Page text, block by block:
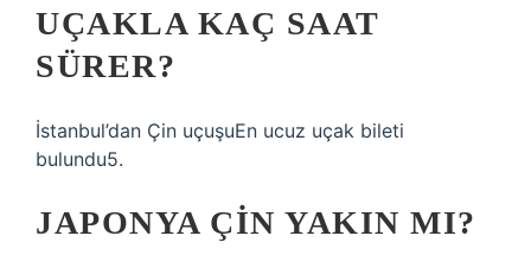
UÇAKLA KAÇ SAAT
SÜRER?
İstanbul’dan Çin uçuşuEn ucuz uçak bileti
bulundu5.
JAPONYA ÇIN YAKIN MI?